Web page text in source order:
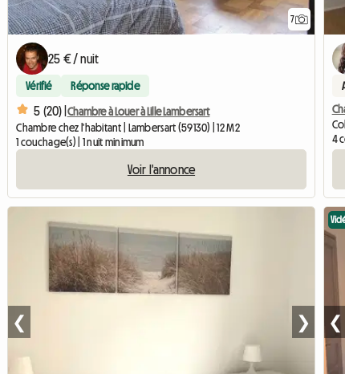
7
25 € / nuit
Vérifié Réponse rapide
5 (20) | Chambre à Louer à Lille Lambersart
Chambre chez l'habitant | Lambersart (59130) | 12 M2
1 couchage(s) | 1 nuit minimum
Voir l'annonce
4
❮ ❯ ❮